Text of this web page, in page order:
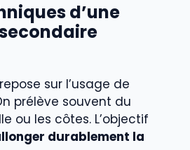
d’une
sur l’usage de
prélève souvent du
ou les côtes. L’objectif
durablement la